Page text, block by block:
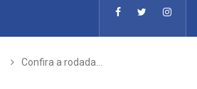
Confira a rodada…